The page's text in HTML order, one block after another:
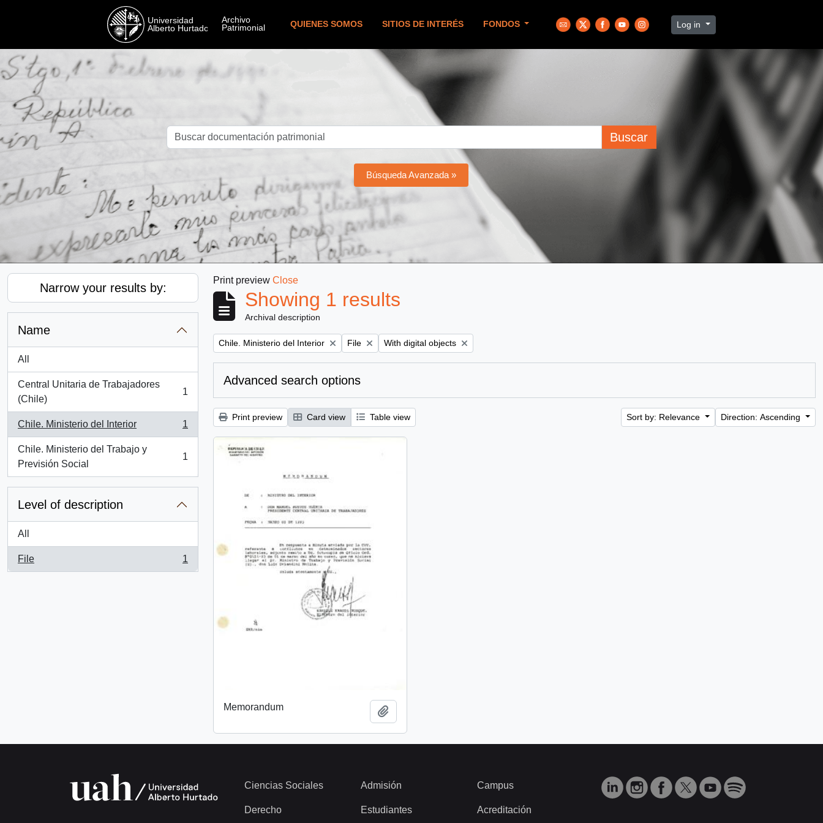
QUIENES SOMOS SITIOS DE INTERÉS FONDOS Log in
Buscar
Búsqueda Avanzada »
Narrow your results by:
Name
All
Central Unitaria de Trabajadores
(Chile)
, 1 results
1
Chile. Ministerio del Interior
, 1 results
1
Chile. Ministerio del Trabajo y
Previsión Social
, 1 results
1
Level of description
All
File
, 1 results
1
Print preview Close
Showing 1 results
Archival description
Remove filter:
Chile. Ministerio del Interior Remove filter:
File Remove filter:
With digital objects
Advanced search options
Print preview Card view Table view Sort by: Relevance Direction: Ascending
Memorandum
Ciencias Sociales
Derecho
Admisión
Estudiantes
Campus
Acreditación